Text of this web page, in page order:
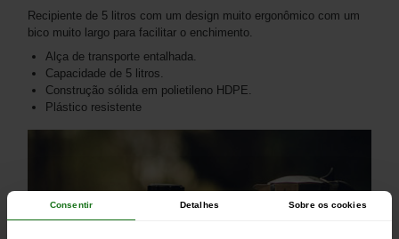
Consentir Detalhes Sobre os cookies
Recipiente de 5 litros com um design muito ergonômico com um
bico muito largo para facilitar o enchimento.
Alça de transporte entalhada.
Capacidade de 5 litros.
Construção sólida em polietileno HDPE.
Plástico resistente